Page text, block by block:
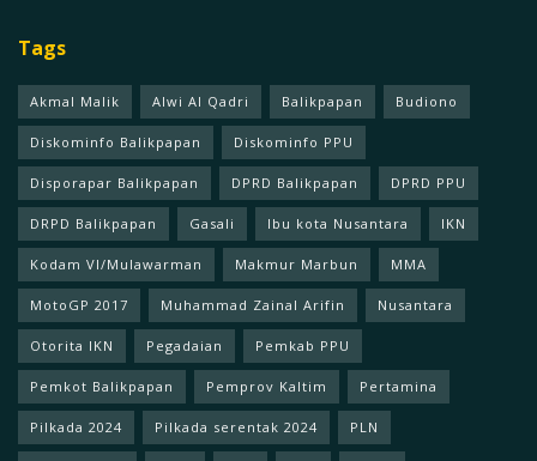
Tags
Akmal Malik Alwi Al Qadri Balikpapan Budiono
Diskominfo Balikpapan Diskominfo PPU
Disporapar Balikpapan DPRD Balikpapan DPRD PPU
DRPD Balikpapan Gasali Ibu kota Nusantara IKN
Kodam Vl/Mulawarman Makmur Marbun MMA
MotoGP 2017 Muhammad Zainal Arifin Nusantara
Otorita IKN Pegadaian Pemkab PPU
Pemkot Balikpapan Pemprov Kaltim Pertamina
Pilkada 2024 Pilkada serentak 2024 PLN